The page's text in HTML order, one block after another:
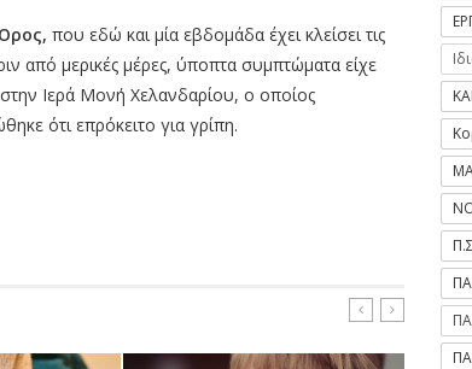
που εδώ και μία εβδομάδα έχει κλείσει τις
από μερικές μέρες, ύποπτα συμπτώματα είχε
Ιερά Μονή Χελανδαρίου, ο οποίος
ότι επρόκειτο για γρίπη.